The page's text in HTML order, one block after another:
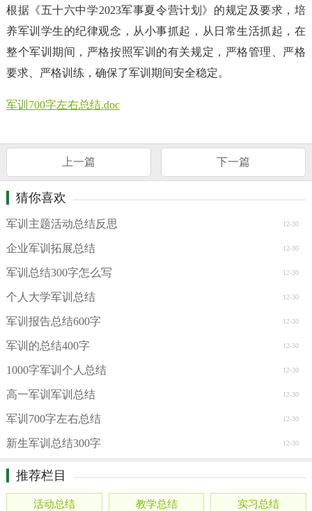
根据《五十六中学2023军事夏令营计划》的规定及要求，培
养军训学生的纪律观念，从小事抓起，从日常生活抓起，在
整个军训期间，严格按照军训的有关规定，严格管理、严格
要求、严格训练，确保了军训期间安全稳定。
军训700字左右总结.doc
上一篇 下一篇
猜你喜欢
12-30
军训主题活动总结反思
12-30
企业军训拓展总结
12-30
军训总结300字怎么写
12-30
个人大学军训总结
12-30
军训报告总结600字
12-30
军训的总结400字
12-30
1000字军训个人总结
12-30
高一军训军训总结
12-30
军训700字左右总结
12-30
新生军训总结300字
推荐栏目
活动总结 教学总结 实习总结